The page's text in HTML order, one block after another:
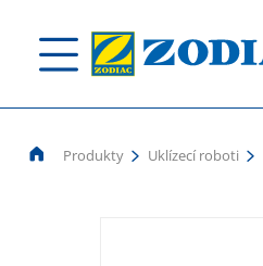
Produkty Uklízecí roboti